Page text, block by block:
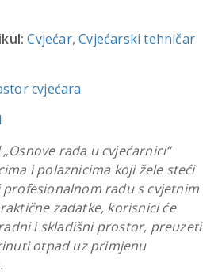
Cvjećar,Cvjećarski tehničar
cvjećara
rada u cvjećarnici“
i polaznicima koji žele steći
radu s cvjetnim
zadatke, korisnici će
i skladišni prostor, preuzeti
otpad uz primjenu